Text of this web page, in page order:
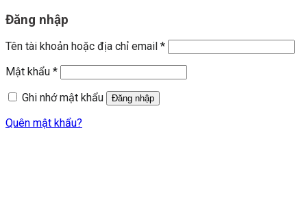
Đăng nhập
Tên tài khoản hoặc địa chỉ email *
Mật khẩu *
Ghi nhớ mật khẩu
Đăng nhập
Quên mật khẩu?